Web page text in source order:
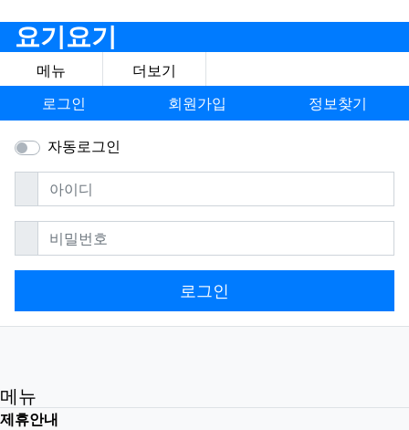
요기요기
메뉴
더보기
로그인
회원가입 정보찾기
자동로그인
아이디필수
비밀번호필수
로그인
메뉴
제휴안내